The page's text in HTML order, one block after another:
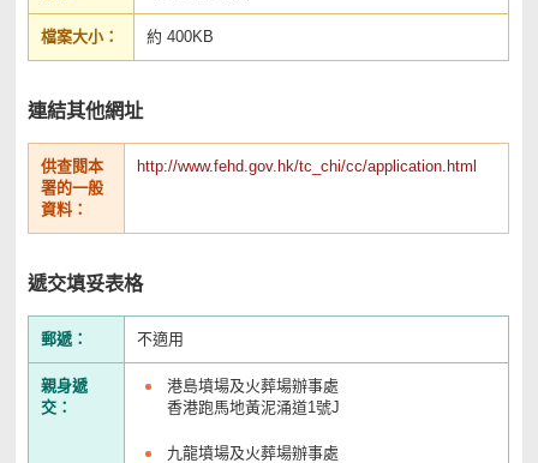
檔案大小： 約 400KB
連結其他網址
供查閱本
署的一般
資料：
http://www.fehd.gov.hk/tc_chi/cc/application.html
遞交填妥表格
郵遞： 不適用
親身遞
交：
港島墳場及火葬場辦事處
香港跑馬地黃泥涌道1號J
九龍墳場及火葬場辦事處